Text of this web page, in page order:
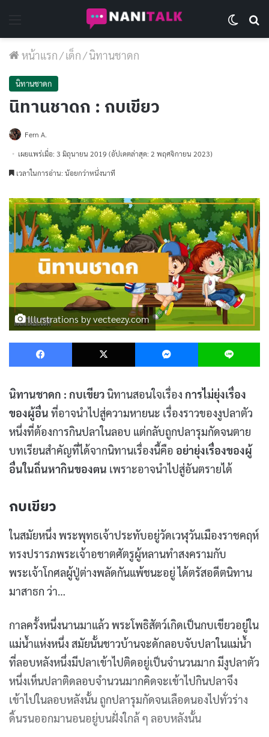
หน้าแรก/เด็ก/นิทานชาดก
นิทานชาดก
นิทานชาดก : กบเขียว
Fern A.
เผยแพร่เมื่อ: 3 มิถุนายน 2019 (อัปเดตล่าสุด: 2 พฤศจิกายน 2023)
เวลาในการอ่าน: น้อยกว่าหนึ่งนาที
Illustrations by vecteezy.com
Facebook X Messenger
นิทานชาดก : กบเขียวนิทานสอนใจเรื่อง การไม่ยุ่งเรื่อง
ของผู้อื่น ที่อาจนำไปสู่ความหายนะ เรื่องราวของงูปลาตัว
หนึ่งที่ต้องการกินปลาในลอบ แต่กลับถูกปลารุมกัดจนตาย
บทเรียนสำคัญที่ได้จากนิทานเรื่องนี้คือ อย่ายุ่งเรื่องของผู้
อื่นในถิ่นหากินของตน เพราะอาจนำไปสู่อันตรายได้
กบเขียว
ในสมัยหนึ่ง พระพุทธเจ้าประทับอยู่วัดเวฬุวันเมืองราชคฤห์
ทรงปรารภพระเจ้าอชาตศัตรูผู้หลานทำสงครามกับ
พระเจ้าโกศลผู้ปู่ต่างพลัดกันแพ้ชนะอยู่ ได้ตรัสอดีตนิทาน
มาสาธก ว่า…
กาลครั้งหนึ่งนานมาแล้ว พระโพธิสัตว์เกิดเป็นกบเขียวอยู่ใน
แม่น้ำแห่งหนึ่ง สมัยนั้นชาวบ้านจะดักลอบจับปลาในแม่น้ำ
ที่ลอบหลังหนึ่งมีปลาเข้าไปติดอยู่เป็นจำนวนมาก มีงูปลาตัว
หนึ่งเห็นปลาติดลอบจำนวนมากคิดจะเข้าไปกินปลาจึง
เข้าไปในลอบหลังนั้น ถูกปลารุมกัดจนเลือดนองไปทั่วร่าง
ดิ้นรนออกมานอนอยู่บนฝั่งใกล้ ๆ ลอบหลังนั้น